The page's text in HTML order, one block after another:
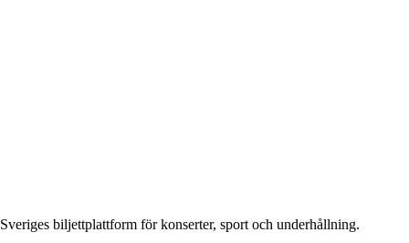
Sveriges biljettplattform för konserter, sport och underhållning.